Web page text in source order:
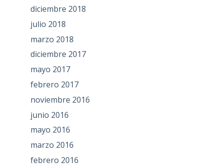
diciembre 2018
julio 2018
marzo 2018
diciembre 2017
mayo 2017
febrero 2017
noviembre 2016
junio 2016
mayo 2016
marzo 2016
febrero 2016